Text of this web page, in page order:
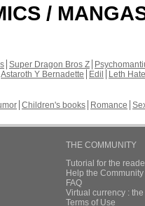
En Français, chapitre 2, page 6
New page of
questions
En Français,
En Français,
En Français,